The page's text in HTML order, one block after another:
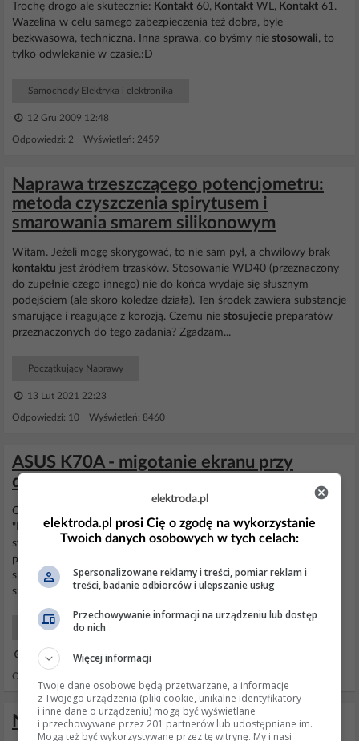
Trochę drogo ale skutecznie: Kontakt 60, Kontakt WL, Kontakt 61.
Wazelina w celu samego zabezpieczenia też dobra, byle
bezkwasowa, techniczna. Inna sprawa, co byśmy nie stosowali, to
tylko odwlekanie w czasie.:D
Samochody Elektryka i elektronika
12 Gru 2009 12:48
Odpowiedzi: 2 Wyświetleń: 2459
Naprawa trzeszczącego potencjometru:
metoda czyszczenia spirytusem i
smarowania smarem silikonowym
Witam. Jeżeli mogę skorygować, to nie sam pył, a chwilowy brak
kontaktu jest źródłem trzasków. Stosowanie WD40 (przeznaczony
do zupełnie czego innego) nie do końca wydaje się słusznym
podejściem (ale skoro koledze działa). Ten środek zawiera substancje
smarujące i reagujące z korozją. Czemu nie stosujecie preparatów
przeznaczonych do tego zadania? Zgadzam...
Początkujący Naprawy
13 Lut 2021 22:23
Odpowiedzi: 10 Wyświetleń: 8460
ASUS K70A - migotanie ekranu przy
dużym obciążeniu systemu
Osobiscie do czyszczenia stykow w laptopach
"Printer 66", "Kontant PCC", "Kontakt IPA" albo w bardzo trydnych
sytuacjach "Kontakt 60" (choc po nim styki czyszcze jeszcze
printerem 66 albo PCC). W ostatecznosci moze tez byc zwykly
spirytus (salicylowy odpada). Troche preparatu na pedzelek, albo
szczoteczke (dokontaktPCC dodaja takie...
Laptopy Hardware
06 Kwi 2014 11:47
Odpowiedzi: 12 Wyświetleń: 6027
Naświetlarka Gigantora
elektroda.pl
elektroda.pl prosi Cię o zgodę na wykorzystanie
Twoich danych osobowych w tych celach:
Spersonalizowane reklamy i treści, pomiar reklam i
treści, badanie odbiorców i ulepszanie usług
Przechowywanie informacji na urządzeniu lub dostęp
do nich
Więcej informacji
Twoje dane osobowe będą przetwarzane, a informacje
z Twojego urządzenia (pliki cookie, unikalne identyfikatory
i inne dane o urządzeniu) mogą być wyświetlane
i przechowywane przez 201 partnerów lub udostępniane im.
Mogą też być wykorzystywane przez tę witrynę. My i nasi